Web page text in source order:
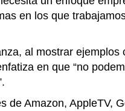
en los que
al mostrar ejemplos
en que “no
de Amazon, AppleTV,